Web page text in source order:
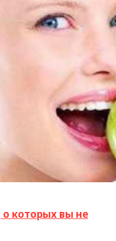
о которых вы не